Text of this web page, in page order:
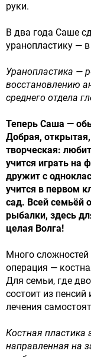
руки.
В два года Саше
уранопластику —
Уранопластика —
восстановлению
среднего отдела
Теперь Саша —
Добрая,
творческая:
учится играть на
дружит с
учится в первом
сад. Всей семьёй
рыбалки, здесь
целая Волга!
Много
операция —
Для семьи, где
состоит из
лечения
Костная пластика
направленная на